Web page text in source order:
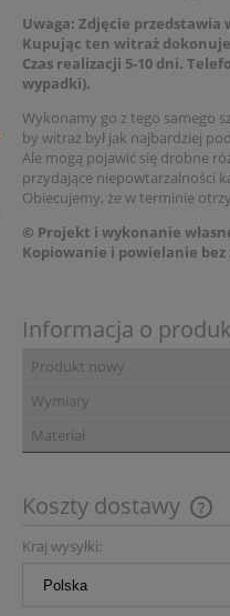
Uwaga: Zdjęcie przedstawia
Kupując ten witraż
Czas realizacji 5-10 dni.
wypadki).
Wykonamy go z tego samego
by witraż był jak najbardziej
Ale mogą pojawić się drobne
przydające niepowtarzalności
Obiecujemy, że w terminie
© Projekt i wykonanie
Kopiowanie i powielanie
Informacja o
Produkt nowy
Wymiary
Materiał
Koszty dostawy
Kraj wysyłki: